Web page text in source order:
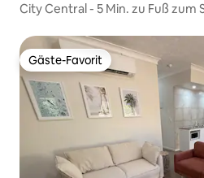
City Central - 5 Min. zu Fuß zum
Gäste-Favorit
Gäste-Favorit